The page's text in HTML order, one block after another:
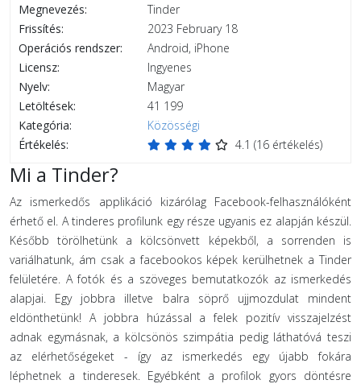
Megnevezés:
Tinder
Frissítés:
2023 February 18
Operációs rendszer:
Android, iPhone
Licensz:
Ingyenes
Nyelv:
Magyar
Letöltések:
41 199
Kategória:
Közösségi
Értékelés:
4.1 (16 értékelés)
Mi a Tinder?
Az ismerkedős applikáció kizárólag Facebook-felhasználóként
érhető el. A tinderes profilunk egy része ugyanis ez alapján készül.
Később törölhetünk a kölcsönvett képekből, a sorrenden is
variálhatunk, ám csak a facebookos képek kerülhetnek a Tinder
felületére. A fotók és a szöveges bemutatkozók az ismerkedés
alapjai. Egy jobbra illetve balra söprő ujjmozdulat mindent
eldönthetünk! A jobbra húzással a felek pozitív visszajelzést
adnak egymásnak, a kölcsönös szimpátia pedig láthatóvá teszi
az elérhetőségeket - így az ismerkedés egy újabb fokára
léphetnek a tinderesek. Egyébként a profilok gyors döntésre